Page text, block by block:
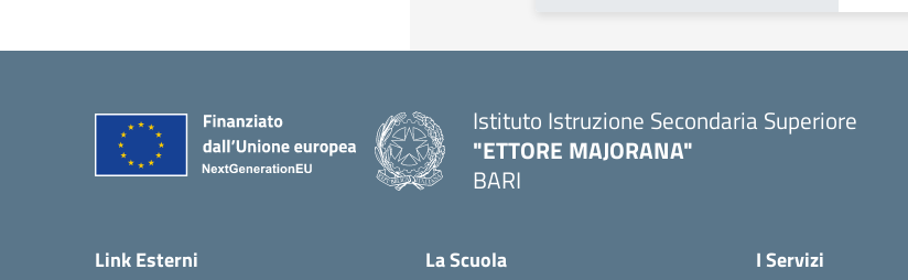
Istituto Istruzione Secondaria Superiore
"ETTORE MAJORANA"
BARI
Link Esterni La Scuola I Servizi